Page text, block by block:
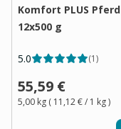
Komfort PLUS Pferd
12x500 g
5.0 (1)
55,59 €
5,00 kg ( 11,12 €/ 1 kg)